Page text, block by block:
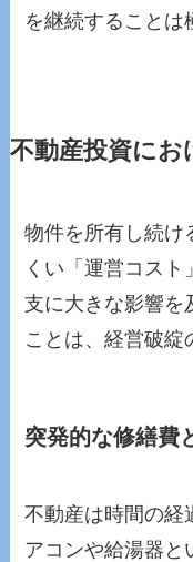
を継続することは
不動産投資に
物件を所有し続け
くい「運営コス
支に大きな影響を
ことは、経営破綻
突発的な修繕費
不動産は時間の経
アコンや給湯器と